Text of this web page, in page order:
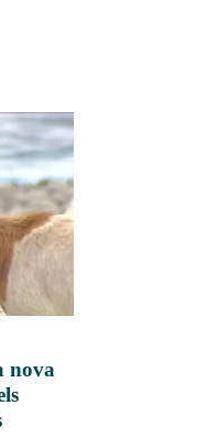
nova